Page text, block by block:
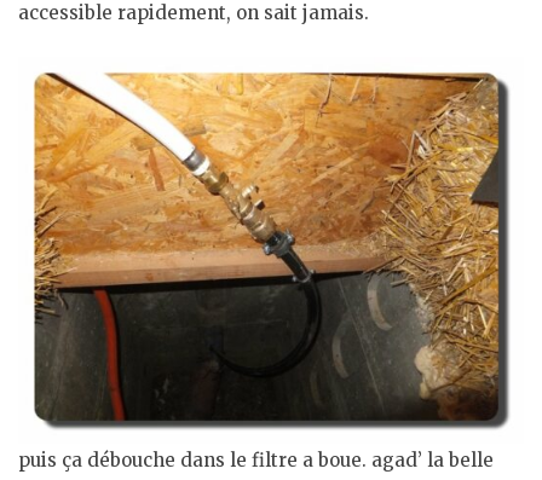
accessible rapidement, on sait jamais.
puis ça débouche dans le filtre a boue. agad’ la belle